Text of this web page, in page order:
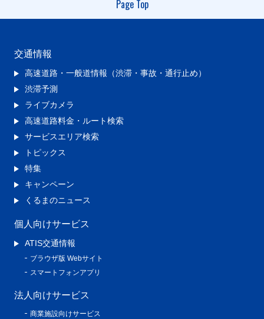
Page Top
交通情報
高速道路・一般道情報（渋滞・事故・通行止め）
渋滞予測
ライブカメラ
高速道路料金・ルート検索
サービスエリア検索
トピックス
特集
キャンペーン
くるまのニュース
個人向けサービス
ATIS交通情報
ブラウザ版 Webサイト
スマートフォンアプリ
法人向けサービス
商業施設向けサービス